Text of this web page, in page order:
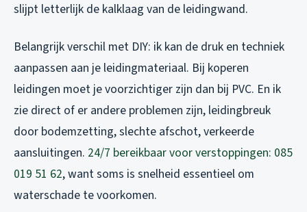
slijpt letterlijk de kalklaag van de leidingwand.
Belangrijk verschil met DIY: ik kan de druk en techniek
aanpassen aan je leidingmateriaal. Bij koperen
leidingen moet je voorzichtiger zijn dan bij PVC. En ik
zie direct of er andere problemen zijn, leidingbreuk
door bodemzetting, slechte afschot, verkeerde
aansluitingen. 24/7 bereikbaar voor verstoppingen: 085
019 51 62, want soms is snelheid essentieel om
waterschade te voorkomen.